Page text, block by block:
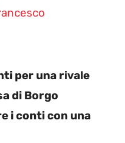
per una rivale
di Borgo
i conti con una